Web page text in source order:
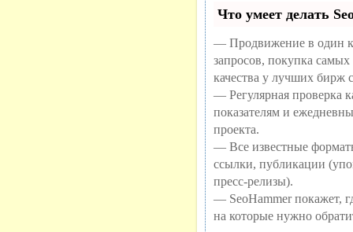
Что умеет делать
— Продвижение в один
запросов, покупка
качества у лучших бирж
— Регулярная проверка
показателям и
проекта.
— Все известные
ссылки, публикации
пресс-релизы).
— SeoHammer покажет,
на которые нужно